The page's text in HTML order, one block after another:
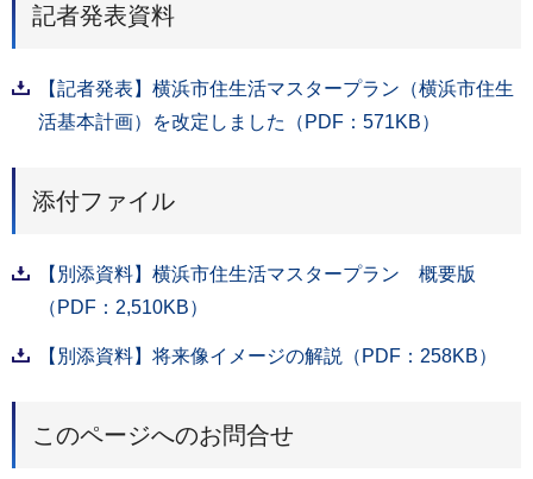
記者発表資料
【記者発表】横浜市住生活マスタープラン（横浜市住生
活基本計画）を改定しました（PDF：571KB）
添付ファイル
【別添資料】横浜市住生活マスタープラン 概要版
（PDF：2,510KB）
【別添資料】将来像イメージの解説（PDF：258KB）
このページへのお問合せ